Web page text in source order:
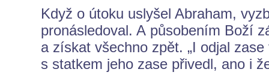
Když o útoku uslyšel Abraham,
pronásledoval. A působením Boží
a získat všechno zpět. „I odjal
s statkem jeho zase přivedl, ano i